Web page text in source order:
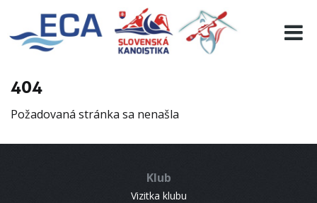
404
Požadovaná stránka sa nenašla
Klub
Vizitka klubu
EURO 19
INFO
RESULTS
CONTACT